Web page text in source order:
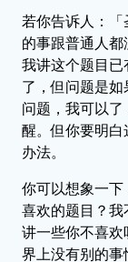
若你告诉人：
的事跟普通人都
我讲这个题目已
了，但问题是
问题，我可以
醒。但你要明
办法。
你可以想象一
喜欢的题目？
讲一些你不喜
界上没有别的事